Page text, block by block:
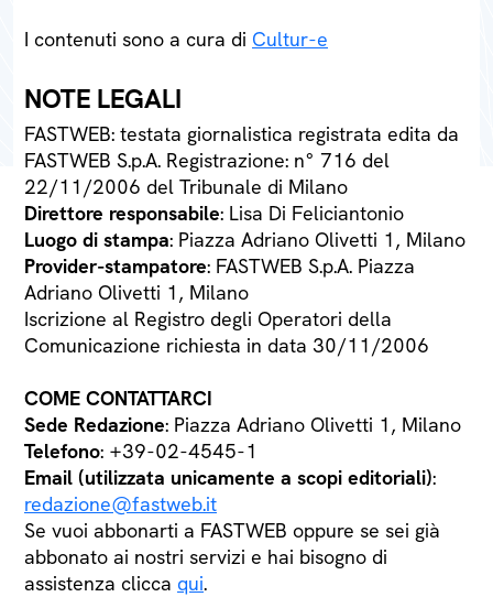
I contenuti sono a cura di Cultur-e
NOTE LEGALI
FASTWEB: testata giornalistica registrata edita da
FASTWEB S.p.A. Registrazione: n° 716 del
22/11/2006 del Tribunale di Milano
Direttore responsabile: Lisa Di Feliciantonio
Luogo di stampa: Piazza Adriano Olivetti 1, Milano
Provider-stampatore: FASTWEB S.p.A. Piazza
Adriano Olivetti 1, Milano
Iscrizione al Registro degli Operatori della
Comunicazione richiesta in data 30/11/2006
COME CONTATTARCI
Sede Redazione: Piazza Adriano Olivetti 1, Milano
Telefono: +39-02-4545-1
Email (utilizzata unicamente a scopi editoriali):
redazione@fastweb.it
Se vuoi abbonarti a FASTWEB oppure se sei già
abbonato ai nostri servizi e hai bisogno di
assistenza clicca qui.